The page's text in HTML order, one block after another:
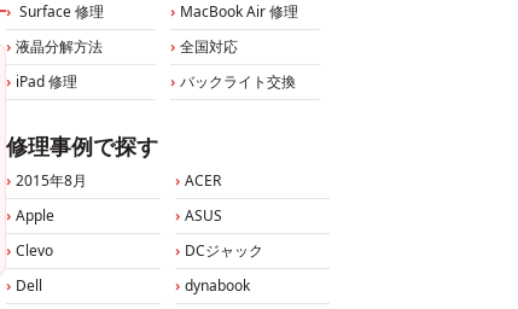
Surface 修理
MacBook Air 修理
液晶分解方法
全国対応
iPad 修理
バックライト交換
修理事例で探す
2015年8月
ACER
Apple
ASUS
Clevo
DCジャック
Dell
dynabook